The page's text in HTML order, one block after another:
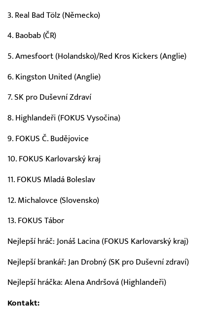
3. Real Bad Tölz (Německo)
4. Baobab (ČR)
5. Amesfoort (Holandsko)/Red Kros Kickers (Anglie)
6. Kingston United (Anglie)
7. SK pro Duševní Zdraví
8. Highlandeři (FOKUS Vysočina)
9. FOKUS Č. Budějovice
10. FOKUS Karlovarský kraj
11. FOKUS Mladá Boleslav
12. Michalovce (Slovensko)
13. FOKUS Tábor
Nejlepší hráč: Jonáš Lacina (FOKUS Karlovarský kraj)
Nejlepší brankář: Jan Drobný (SK pro Duševní zdraví)
Nejlepší hráčka: Alena Andršová (Highlandeři)
Kontakt: